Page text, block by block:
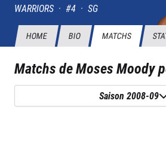
WARRIORS · #4 · SG
HOME BIO MATCHS
Matchs deMoses Moody
Saison 2008-09